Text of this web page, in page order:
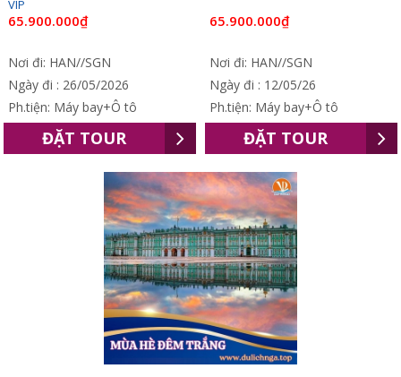
VIP
65.900.000₫
Nơi đi: HAN//SGN
Ngày đi : 26/05/2026
Ph.tiện: Máy bay+Ô tô
ĐẶT TOUR
65.900.000₫
Nơi đi: HAN//SGN
Ngày đi : 12/05/26
Ph.tiện: Máy bay+Ô tô
ĐẶT TOUR